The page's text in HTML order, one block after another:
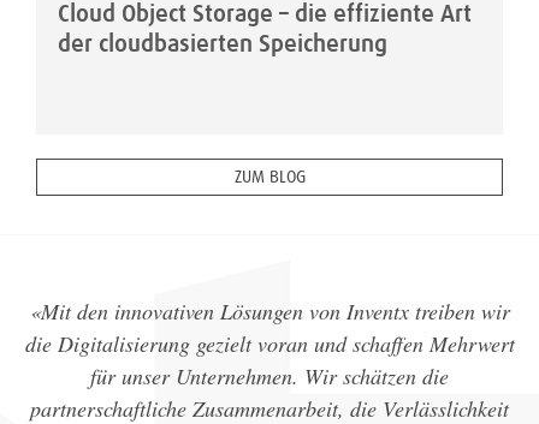
Cloud Object Storage – die effiziente Art
der cloudbasierten Speicherung
ZUM BLOG
«Mit den innovativen Lösungen von Inventx treiben wir
die Digitalisierung gezielt voran und schaffen Mehrwert
für unser Unternehmen. Wir schätzen die
partnerschaftliche Zusammenarbeit, die Verlässlichkeit